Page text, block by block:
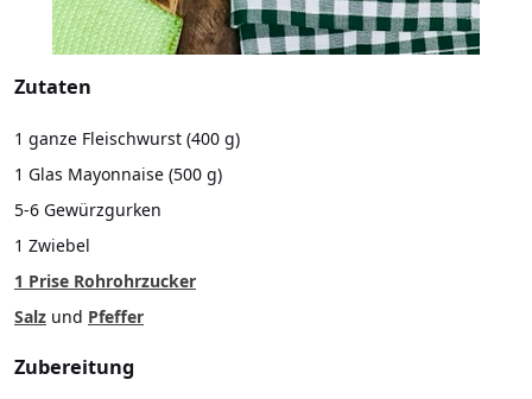
Zutaten
1 ganze Fleischwurst (400 g)
1 Glas Mayonnaise (500 g)
5-6 Gewürzgurken
1 Zwiebel
1 Prise Rohrohrzucker
Salz und Pfeffer
Zubereitung